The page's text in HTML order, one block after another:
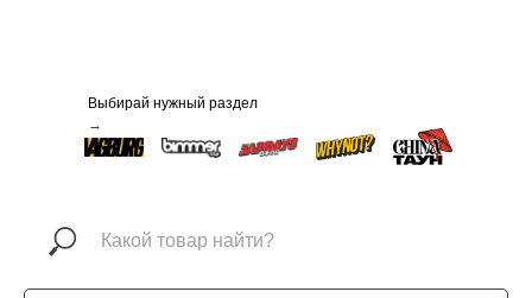
Выбирай нужный раздел
→